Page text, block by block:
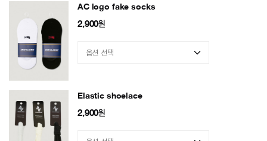
AC logo fake socks
2,900원
Elastic shoelace
2,900원